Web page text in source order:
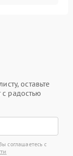
оставьте
радостью
соглашаетесь с